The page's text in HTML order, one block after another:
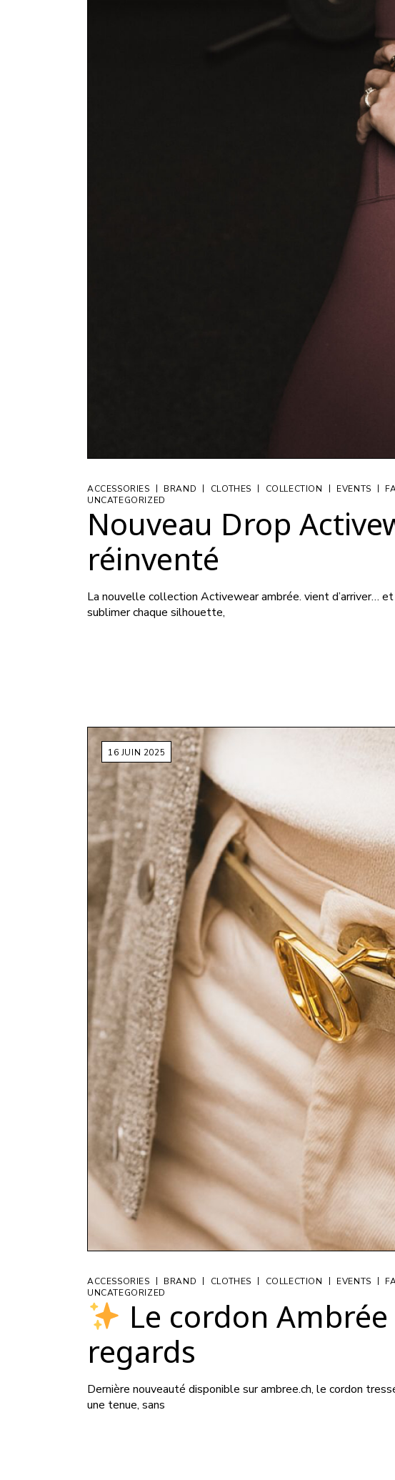
ACCESSORIES | BRAND | CLOTHES | COLLECTION | EVENTS |
UNCATEGORIZED
Nouveau Drop
réinventé
La nouvelle collection Activewear ambrée. vient d’arriver…
sublimer chaque silhouette,
16 JUIN 2025
ACCESSORIES | BRAND | CLOTHES | COLLECTION | EVENTS |
UNCATEGORIZED
Le cordon
regards
Dernière nouveauté disponible sur ambree.ch, le cordon
une tenue, sans